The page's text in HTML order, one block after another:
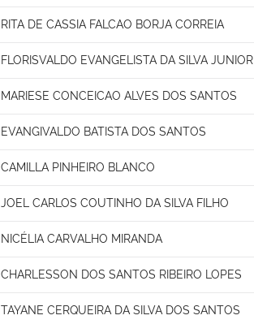
RITA DE CASSIA FALCAO BORJA CORREIA
FLORISVALDO EVANGELISTA DA SILVA JUNIOR
MARIESE CONCEICAO ALVES DOS SANTOS
EVANGIVALDO BATISTA DOS SANTOS
CAMILLA PINHEIRO BLANCO
JOEL CARLOS COUTINHO DA SILVA FILHO
NICÉLIA CARVALHO MIRANDA
CHARLESSON DOS SANTOS RIBEIRO LOPES
TAYANE CERQUEIRA DA SILVA DOS SANTOS